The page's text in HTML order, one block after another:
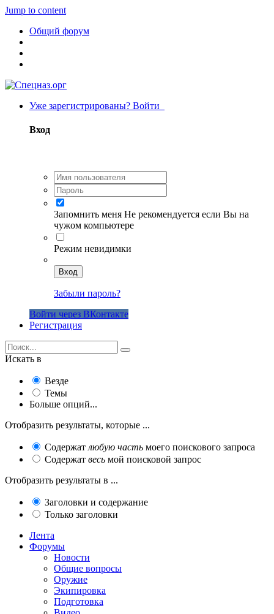
Jump to content
Общий форум
Уже зарегистрированы? Войти
Вход
Запомнить меня Не рекомендуется если Вы на
чужом компьютере
Режим невидимки
Вход
Забыли пароль?
Войти через ВКонтакте
Регистрация
Искать в
Везде
Темы
Больше опций...
Отобразить результаты, которые ...
Содержат любую часть моего поискового запроса
Содержат весь мой поисковой запрос
Отобразить результаты в ...
Заголовки и содержание
Только заголовки
Лента
Форумы
Новости
Общие вопросы
Оружие
Экипировка
Подготовка